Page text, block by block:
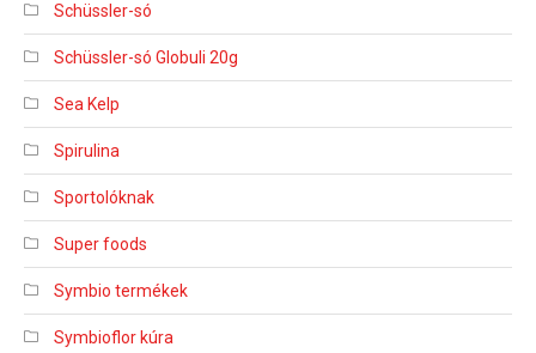
Schüssler-só
Schüssler-só Globuli 20g
Sea Kelp
Spirulina
Sportolóknak
Super foods
Symbio termékek
Symbioflor kúra